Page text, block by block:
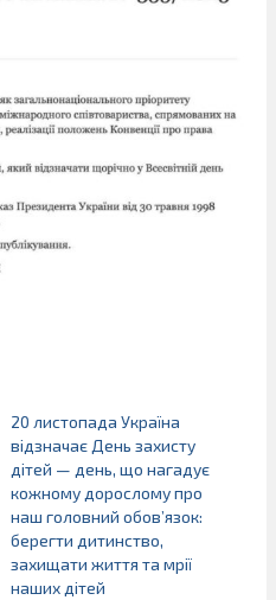
20 листопада Україна
відзначає День захисту
дітей — день, що нагадує
кожному дорослому про
наш головний обов’язок:
берегти дитинство,
захищати життя та мрії
наших дітей